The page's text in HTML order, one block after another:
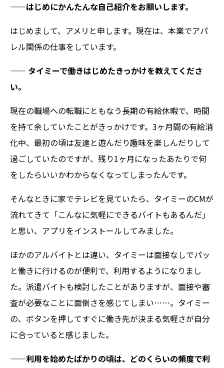
——はじめにかんたんな自己紹介をお願いします。
はじめまして、アメリと申します。現在は、本業でアパ
レル関係の仕事をしています。
—— タイミーで働きはじめたきっかけを教えてくださ
い。
現在の職場への転職にともなう長期の有給休暇で、時間
を持て余していたことがきっかけです。3ヶ月間の有給消
化中、最初の頃は友達と遊んだり趣味を楽しんだりして
過ごしていたのですが、残り1ヶ月になったあたりで何
をしたらいいかわからなくなってしまったんです。
そんなときに家でテレビを見ていたら、タイミーのCMが
流れてきて「こんなに気軽にできるバイトもあるんだ」
と思い、アプリをインストールしてみました。
ほかのアルバイトとは違い、タイミーは面接なしでパッ
と働きに行けるのが便利で、利用するようになりまし
た。派遣バイトも検討したことがありますが、面接や審
査が必要なことに面倒さを感じてしまい……。タイミー
の、ボタンを押してすぐに働き先が決まる気軽さが自分
に合っていると感じました。
——利用を始めたばかりの頃は、どのくらいの頻度で利